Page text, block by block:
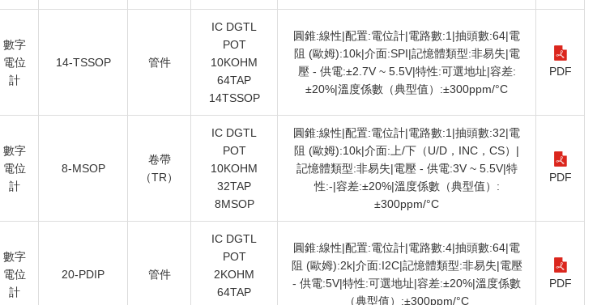
數字
電位
計
14-TSSOP 管件
IC DGTL
POT
10KOHM
64TAP
14TSSOP
圓錐:線性|配置:電位計|電路數:1|抽頭數:64|電
阻 (歐姆):10k|介面:SPI|記憶體類型:非易失|電
壓 - 供電:±2.7V ~ 5.5V|特性:可選地址|容差:
±20%|溫度係數（典型值）:±300ppm/°C
PDF
數字
電位
計
8-MSOP
卷帶
（TR）
IC DGTL
POT
10KOHM
32TAP
8MSOP
圓錐:線性|配置:電位計|電路數:1|抽頭數:32|電
阻 (歐姆):10k|介面:上/下（U/D，INC，CS）|
記憶體類型:非易失|電壓 - 供電:3V ~ 5.5V|特
性:-|容差:±20%|溫度係數（典型值）:
±300ppm/°C
PDF
數字
電位
計
20-PDIP 管件
IC DGTL
POT
2KOHM
64TAP
圓錐:線性|配置:電位計|電路數:4|抽頭數:64|電
阻 (歐姆):2k|介面:I2C|記憶體類型:非易失|電壓
- 供電:5V|特性:可選地址|容差:±20%|溫度係數
（典型值）:±300ppm/°C
PDF